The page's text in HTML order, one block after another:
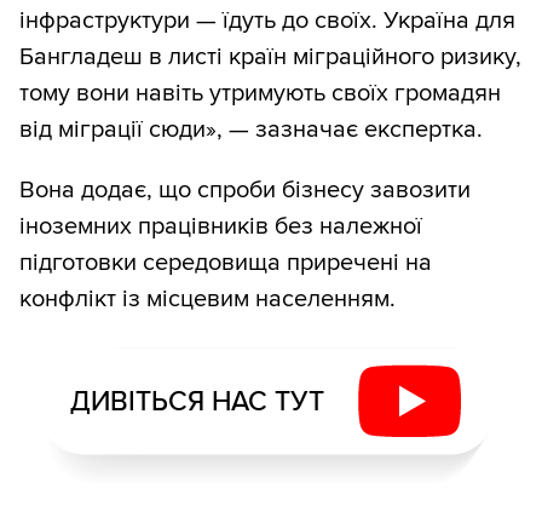
інфраструктури — їдуть до своїх. Україна для
Бангладеш в листі країн міграційного ризику,
тому вони навіть утримують своїх громадян
від міграції сюди», — зазначає експертка.
Вона додає, що спроби бізнесу завозити
іноземних працівників без належної
підготовки середовища приречені на
конфлікт із місцевим населенням.
ДИВІТЬСЯ НАС ТУТ